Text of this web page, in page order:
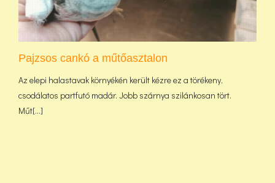
Pajzsos cankó a műtőasztalon
Az elepi halastavak környékén került kézre ez a törékeny,
csodálatos partfutó madár. Jobb szárnya szilánkosan tört.
Műt[...]